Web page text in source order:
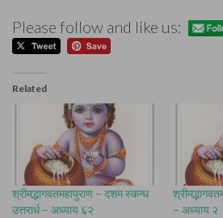
Please follow and like us:
Related
श्रीमद्भागवतमहापुराण – दशम स्कन्ध
उत्तरार्ध – अध्याय ६२
– अध्याय २